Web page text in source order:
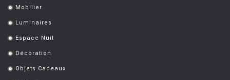
. Mobilier
. Luminaires
. Espace Nuit
. Décoration
. Objets Cadeaux